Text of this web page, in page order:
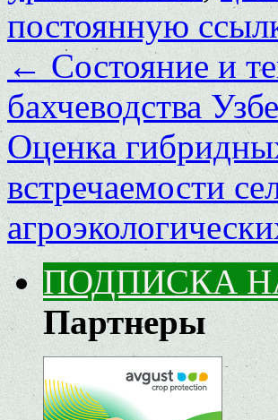
постоянную
←Состояние и
бахчеводства
Оценка
встречаемости
ПОДПИСКА
Партнеры